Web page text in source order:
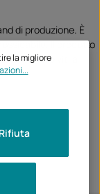
di produzione. È
Il prodotto
con tre viti a
la migliore
Rifiuta